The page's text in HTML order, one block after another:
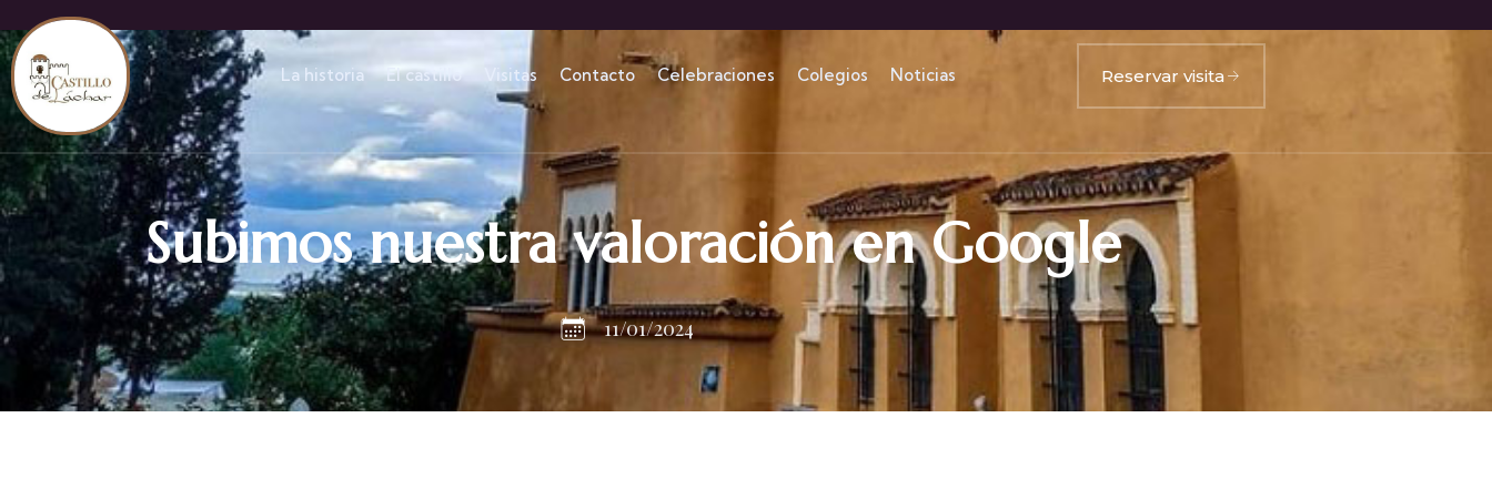
La historia El castillo Visitas Contacto Celebraciones Colegios Noticias Reservar visita
Subimos nuestra valoración en Google
11/01/2024